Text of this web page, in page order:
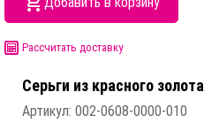
Рассчитать доставку
Серьги из красного золота
Артикул: 002-0608-0000-010